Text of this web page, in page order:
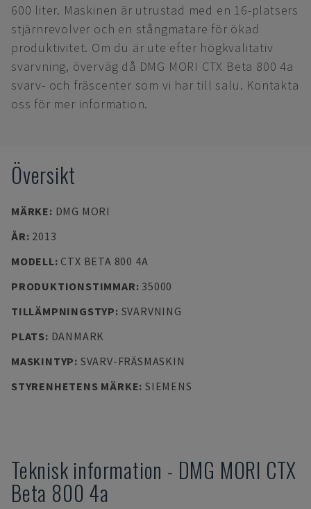
600 liter. Maskinen är utrustad med en 16-platsers
stjärnrevolver och en stångmatare för ökad
produktivitet. Om du är ute efter högkvalitativ
svarvning, överväg då DMG MORI CTX Beta 800 4a
svarv- och fräscenter som vi har till salu. Kontakta
oss för mer information.
Översikt
MÄRKE: DMG MORI
ÅR: 2013
MODELL: CTX BETA 800 4A
PRODUKTIONSTIMMAR: 35000
TILLÄMPNINGSTYP: SVARVNING
PLATS: DANMARK
MASKINTYP: SVARV-FRÄSMASKIN
STYRENHETENS MÄRKE: SIEMENS
Teknisk information - DMG MORI CTX
Beta 800 4a